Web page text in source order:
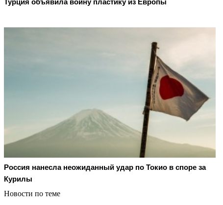
Турция объявила войну пластику из Европы
Россия нанесла неожиданный удар по Токио в споре за
Курилы
Новости по теме